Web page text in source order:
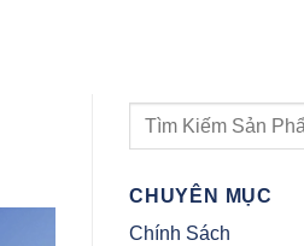
CHUYÊN MỤC
Chính Sách